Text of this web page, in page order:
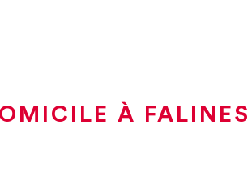
À FALINES